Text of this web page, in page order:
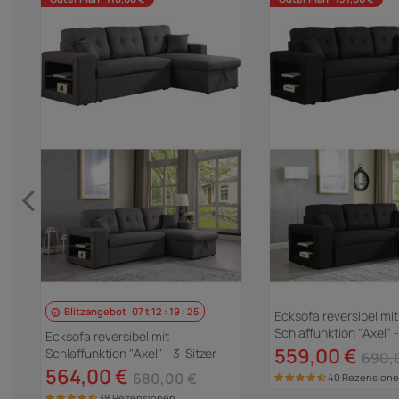
Blitzangebot 07t12 : 19 : 23
Ecksofa reversibel mit
Schlaffunktion "Axel" - 3-Sitzer -
Grau
564,00 € 680,00 €
Ecksofa reversibel mit
Schlaffunktion "Axel"
Schwarz
559,00 €
40